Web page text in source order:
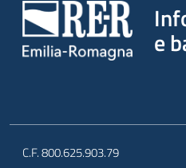
e
C.F. 800.625.903.79